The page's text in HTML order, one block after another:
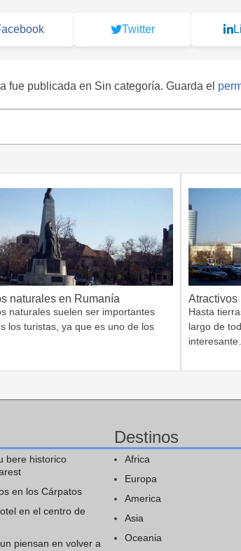
Twitter
fue publicada en Sin categoría. Guarda el
naturales en Rumanía
naturales suelen ser importantes
los turistas, ya que es uno de los
Atractivos
Hasta
largo de
bere historico
en los Cárpatos
en el centro de
piensan en volver a
Destinos
Africa
Europa
America
Asia
Oceania